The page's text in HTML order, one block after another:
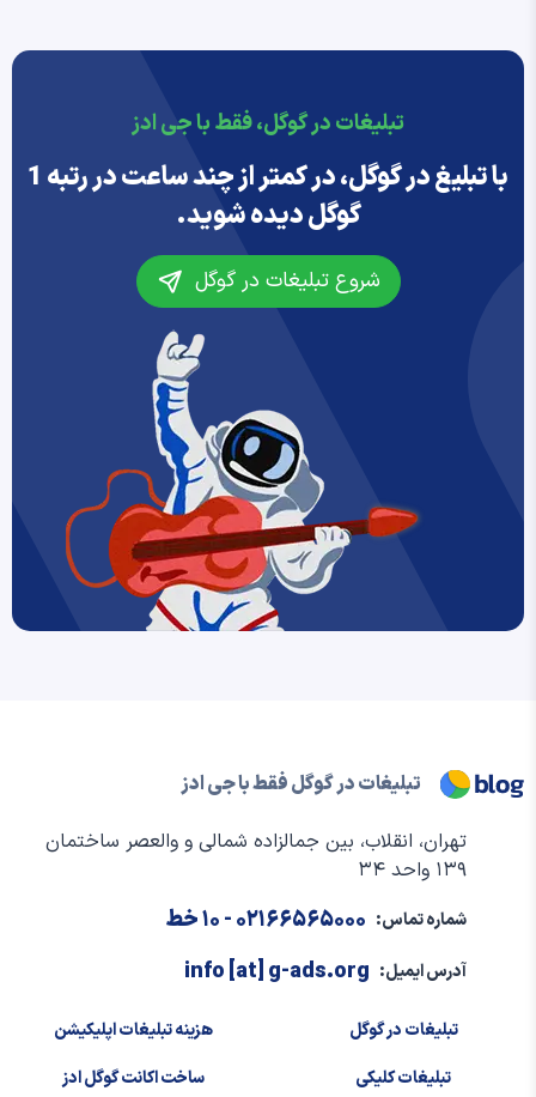
تبلیغات در گوگل، فقط با جی ادز
با تبلیغ در گوگل، در کمتر از چند ساعت در رتبه 1
گوگل دیده شوید.
شروع تبلیغات در گوگل
تبلیغات در گوگل فقط با جی ادز
تهران، انقلاب، بین جمالزاده شمالی و والعصر ساختمان
۱۳۹ واحد ۳۴
شماره تماس: ۰۲۱۶۶۵۶۵۰۰۰- ۱۰ خط
آدرس ایمیل: info [at] g-ads.org
تبلیغات در گوگل
تبلیغات کلیکی
هزینه تبلیغات اپلیکیشن
ساخت اکانت گوگل ادز